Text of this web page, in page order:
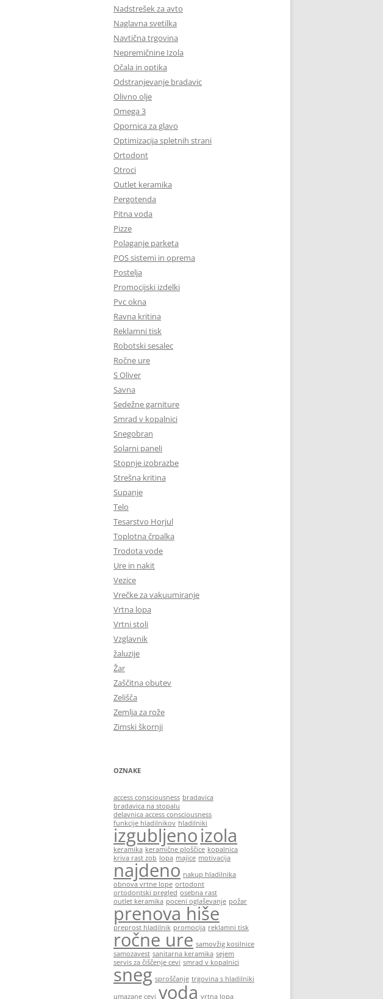
Nadstrešek za avto
Naglavna svetilka
Navtična trgovina
Nepremičnine Izola
Očala in optika
Odstranjevanje bradavic
Olivno olje
Omega 3
Opornica za glavo
Optimizacija spletnih strani
Ortodont
Otroci
Outlet keramika
Pergotenda
Pitna voda
Pizze
Polaganje parketa
POS sistemi in oprema
Postelja
Promocijski izdelki
Pvc okna
Ravna kritina
Reklamni tisk
Robotski sesalec
Ročne ure
S Oliver
Savna
Sedežne garniture
Smrad v kopalnici
Snegobran
Solarni paneli
Stopnje izobrazbe
Strešna kritina
Supanje
Telo
Tesarstvo Horjul
Toplotna črpalka
Trodota vode
Ure in nakit
Vezice
Vrečke za vakuumiranje
Vrtna lopa
Vrtni stoli
Vzglavnik
žaluzije
Žar
Zaščitna obutev
Zelišča
Zemlja za rože
Zimski škornji
OZNAKE
access consciousness bradavica
bradavica na stopalu
delavnica access consciousness
funkcije hladilnikov hladilniki
izgubljenoizola
keramika keramične ploščice kopalnica
kriva rast zob lopa majice motivacija
najdeno nakup hladilnika
obnova vrtne lope ortodont
ortodontski pregled osebna rast
outlet keramika poceni oglaševanje požar
prenova hiše
preprost hladilnik promocija reklamni tisk
ročne ure samovžig kosilnice
samozavest sanitarna keramika sejem
servis za čiščenje cevi smrad v kopalnici
sneg sproščanje trgovina s hladilniki
umazane cevi voda vrtna lopa